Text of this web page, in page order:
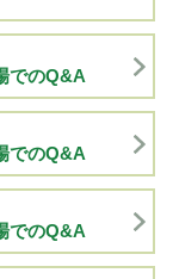
でのQ&A
でのQ&A
でのQ&A